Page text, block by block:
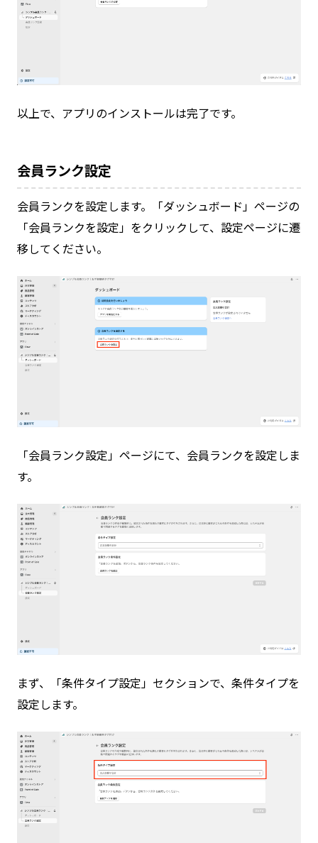
以上で、アプリのインストールは完了です。
会員ランク設定
会員ランクを設定します。「ダッシュボード」ページの
「会員ランクを設定」をクリックして、設定ページに遷
移してください。
「会員ランク設定」ページにて、会員ランクを設定しま
す。
まず、「条件タイプ設定」セクションで、条件タイプを
設定します。